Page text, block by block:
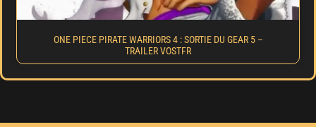
ONE PIECE PIRATE WARRIORS 4 : SORTIE DU GEAR 5 –
TRAILER VOSTFR